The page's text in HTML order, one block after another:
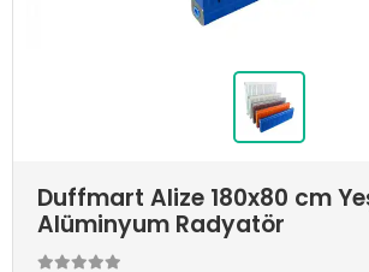
Duffmart Alize 180x80 cm
Alüminyum Radyatör